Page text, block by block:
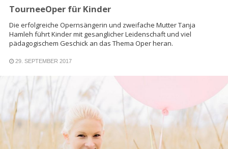
TourneeOper für Kinder
Die erfolgreiche Opernsängerin und zweifache Mutter Tanja
Hamleh führt Kinder mit gesanglicher Leidenschaft und viel
pädagogischem Geschick an das Thema Oper heran.
29. SEPTEMBER 2017